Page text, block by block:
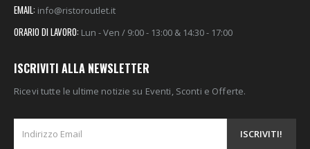
EMAIL: info@ristoroutlet.it
ORARIO DI LAVORO: Lun - Ven / 9:00 - 13:00 & 14:30 - 17:00
ISCRIVITI ALLA NEWSLETTER
Ricevi tutte le ultime notizie su Eventi, Sconti e Offerte.